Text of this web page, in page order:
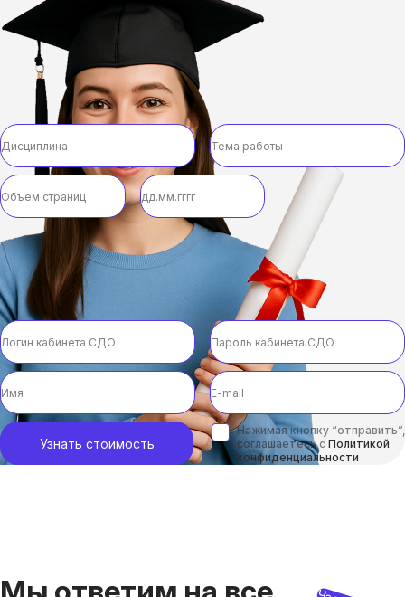
Узнать стоимость
Нажимая кнопку
соглашаетесь с Политикой
конфиденциальности